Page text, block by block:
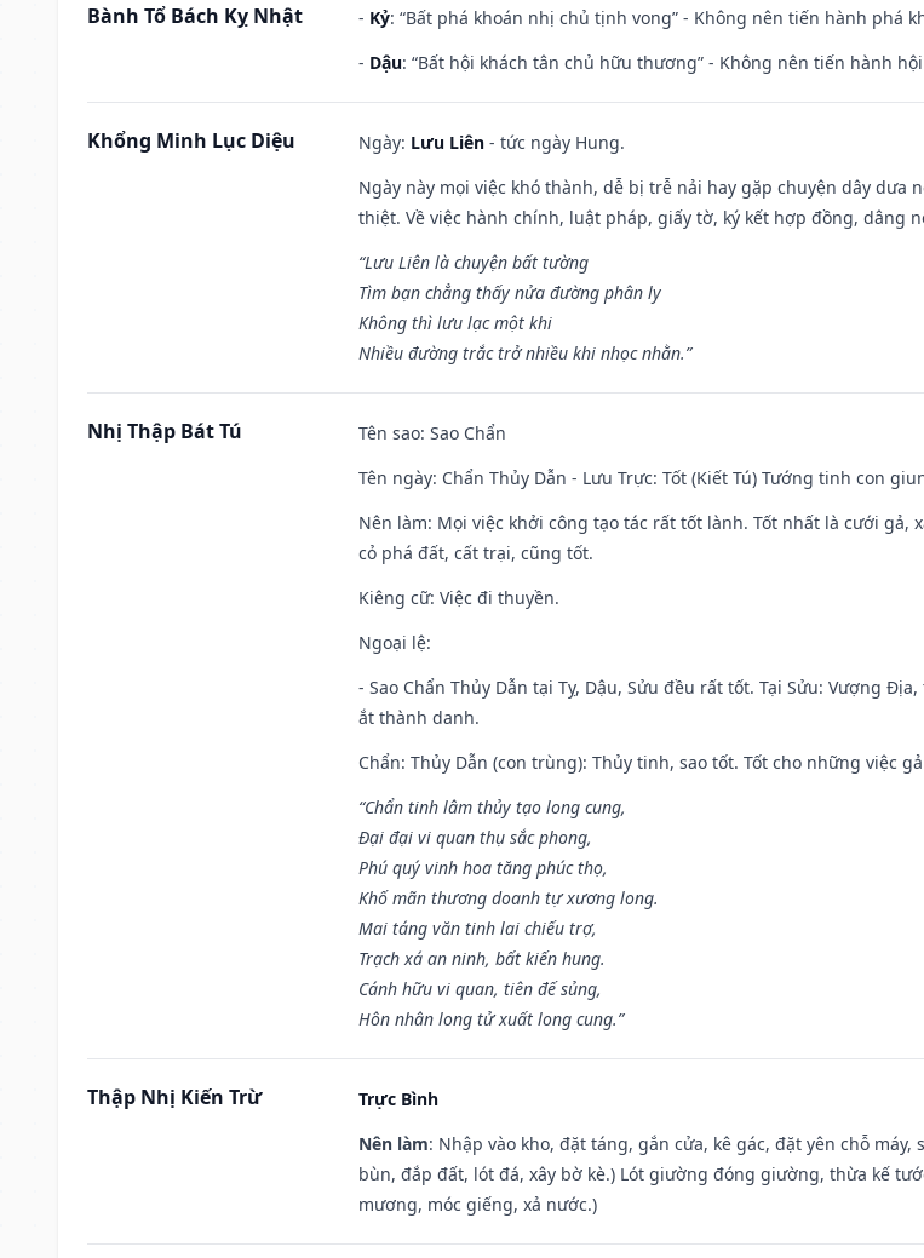
Bành Tổ Bách Kỵ Nhật - Kỷ: “Bất phá khoán nhị chủ tịnh vong” - Không nên tiến hành phá
- Dậu: “Bất hội khách tân chủ hữu thương” - Không nên tiến hành
Khổng Minh Lục Diệu Ngày: Lưu Liên - tức ngày Hung.
Ngày này mọi việc khó thành, dễ bị trễ nải hay gặp chuyện dây
thiệt. Về việc hành chính, luật pháp, giấy tờ, ký kết hợp đồng, dâng
“Lưu Liên là chuyện bất tường
Tìm bạn chẳng thấy nửa đường phân ly
Không thì lưu lạc một khi
Nhiều đường trắc trở nhiều khi nhọc nhằn.”
Nhị Thập Bát Tú Tên sao: Sao Chẩn
Tên ngày: Chẩn Thủy Dẫn - Lưu Trực: Tốt (Kiết Tú) Tướng tinh con
Nên làm: Mọi việc khởi công tạo tác rất tốt lành. Tốt nhất là cưới gả,
cỏ phá đất, cất trại, cũng tốt.
Kiêng cữ: Việc đi thuyền.
Ngoại lệ:
- Sao Chẩn Thủy Dẫn tại Tỵ, Dậu, Sửu đều rất tốt. Tại Sửu: Vượng
ắt thành danh.
Chẩn: Thủy Dẫn (con trùng): Thủy tinh, sao tốt. Tốt cho những việc
“Chẩn tinh lâm thủy tạo long cung,
Đại đại vi quan thụ sắc phong,
Phú quý vinh hoa tăng phúc thọ,
Khố mãn thương doanh tự xương long.
Mai táng văn tinh lai chiếu trợ,
Trạch xá an ninh, bất kiến hung.
Cánh hữu vi quan, tiên đế sủng,
Hôn nhân long tử xuất long cung.”
Thập Nhị Kiến Trừ
Trực Bình
Nên làm: Nhập vào kho, đặt táng, gắn cửa, kê gác, đặt yên chỗ
bùn, đắp đất, lót đá, xây bờ kè.) Lót giường đóng giường, thừa kế
mương, móc giếng, xả nước.)